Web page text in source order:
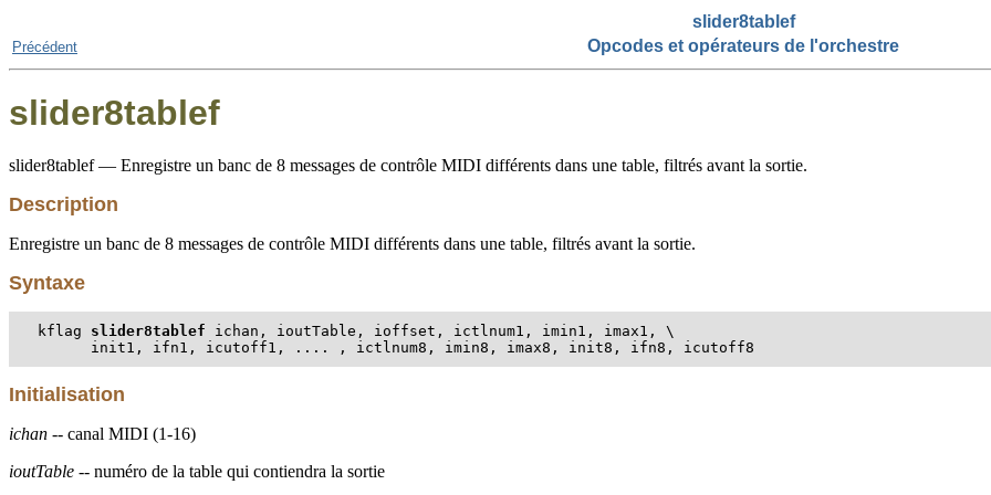
slider8tablef
Précédent Opcodes et opérateurs de l'orchestre
slider8tablef
slider8tablef — Enregistre un banc de 8 messages de contrôle MIDI différents dans une table, filtrés avant la sortie.
Description
Enregistre un banc de 8 messages de contrôle MIDI différents dans une table, filtrés avant la sortie.
Syntaxe
kflag slider8tablef ichan, ioutTable, ioffset, ictlnum1, imin1, imax1, \
      init1, ifn1, icutoff1, .... , ictlnum8, imin8, imax8, init8, ifn8, icutoff8
Initialisation
ichan -- canal MIDI (1-16)
ioutTable -- numéro de la table qui contiendra la sortie